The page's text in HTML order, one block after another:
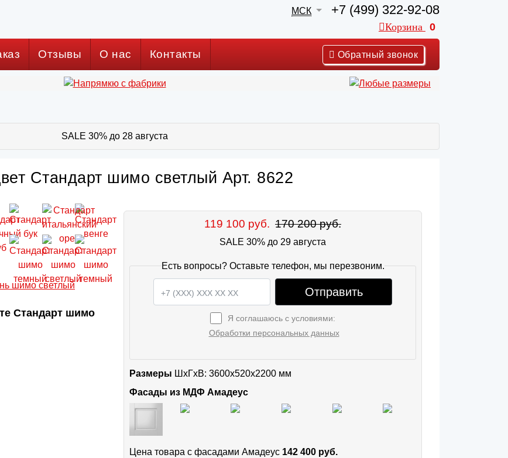
МСК +7 (499) 322-92-08
Корзина 0
Отзывы О нас Контакты Обратный звонок
SALE 30% до 28 августа
Стандарт шимо светлый Арт. 8622
Стандарт шимо
119 100 руб. 170 200 руб.
SALE 30% до 29 августа
Есть вопросы? Оставьте телефон, мы перезвоним.
Отправить
Я соглашаюсь с условиями:
Обработки персональных данных
Размеры ШxГхВ: 3600x520x2200 мм
Фасады из МДФ Амадеус
Цена товара с фасадами Амадеус 142 400 руб.